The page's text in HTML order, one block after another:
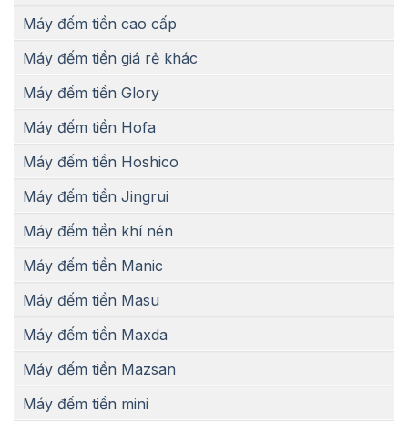
Máy đếm tiền cao cấp
Máy đếm tiền giá rẻ khác
Máy đếm tiền Glory
Máy đếm tiền Hofa
Máy đếm tiền Hoshico
Máy đếm tiền Jingrui
Máy đếm tiền khí nén
Máy đếm tiền Manic
Máy đếm tiền Masu
Máy đếm tiền Maxda
Máy đếm tiền Mazsan
Máy đếm tiền mini